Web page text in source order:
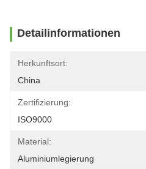
Detailinformationen
Herkunftsort:
China
Zertifizierung:
ISO9000
Material:
Aluminiumlegierung